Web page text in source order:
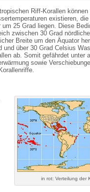
Riff-Korallen
existieren,
um 25 Grad liegen. Diese
zwischen 30 Grad
Breite um den Äquator
und über 30 Grad Celsius
ab. Somit gefährdet unter
sowie
in rot: Verteilung der